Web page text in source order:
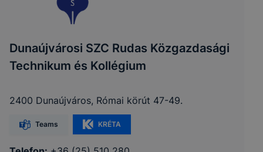
Dunaújvárosi SZC Rudas Közgazdasági
Technikum és Kollégium
2400 Dunaújváros, Római körút 47-49.
Teams KRÉTA